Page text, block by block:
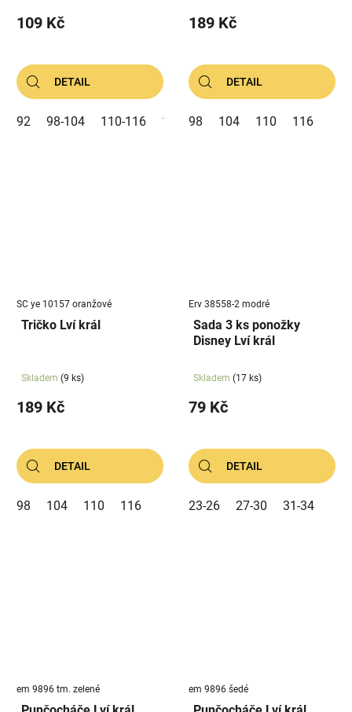
109 Kč
DETAIL
92 98-104 110-116 122-128
189 Kč
DETAIL
98 104 110 116
SC ye 10157 oranžové
Tričko Lví král
Skladem (9 ks)
189 Kč
DETAIL
98 104 110 116
Erv 38558-2 modré
Sada 3 ks ponožky
Disney Lví král
Skladem (17 ks)
79 Kč
DETAIL
23-26 27-30 31-34
em 9896 tm. zelené em 9896 šedé